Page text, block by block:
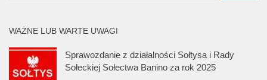
WAŻNE LUB WARTE UWAGI
Sprawozdanie z działalności Sołtysa i Rady
Sołeckiej Sołectwa Banino za rok 2025